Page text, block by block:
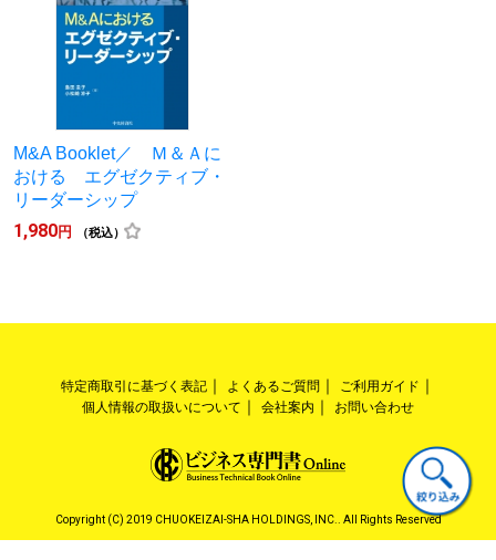
M&A Booklet／ Ｍ＆Ａに
おける エグゼクティブ・
リーダーシップ
1,980円 （税込）
特定商取引に基づく表記 よくあるご質問
ご利用ガイド
個人情報の取扱いについて
会社案内 お問い合わせ
Copyright (C) 2019 CHUOKEIZAI-SHA HOLDINGS, INC.. All Rights Reserved